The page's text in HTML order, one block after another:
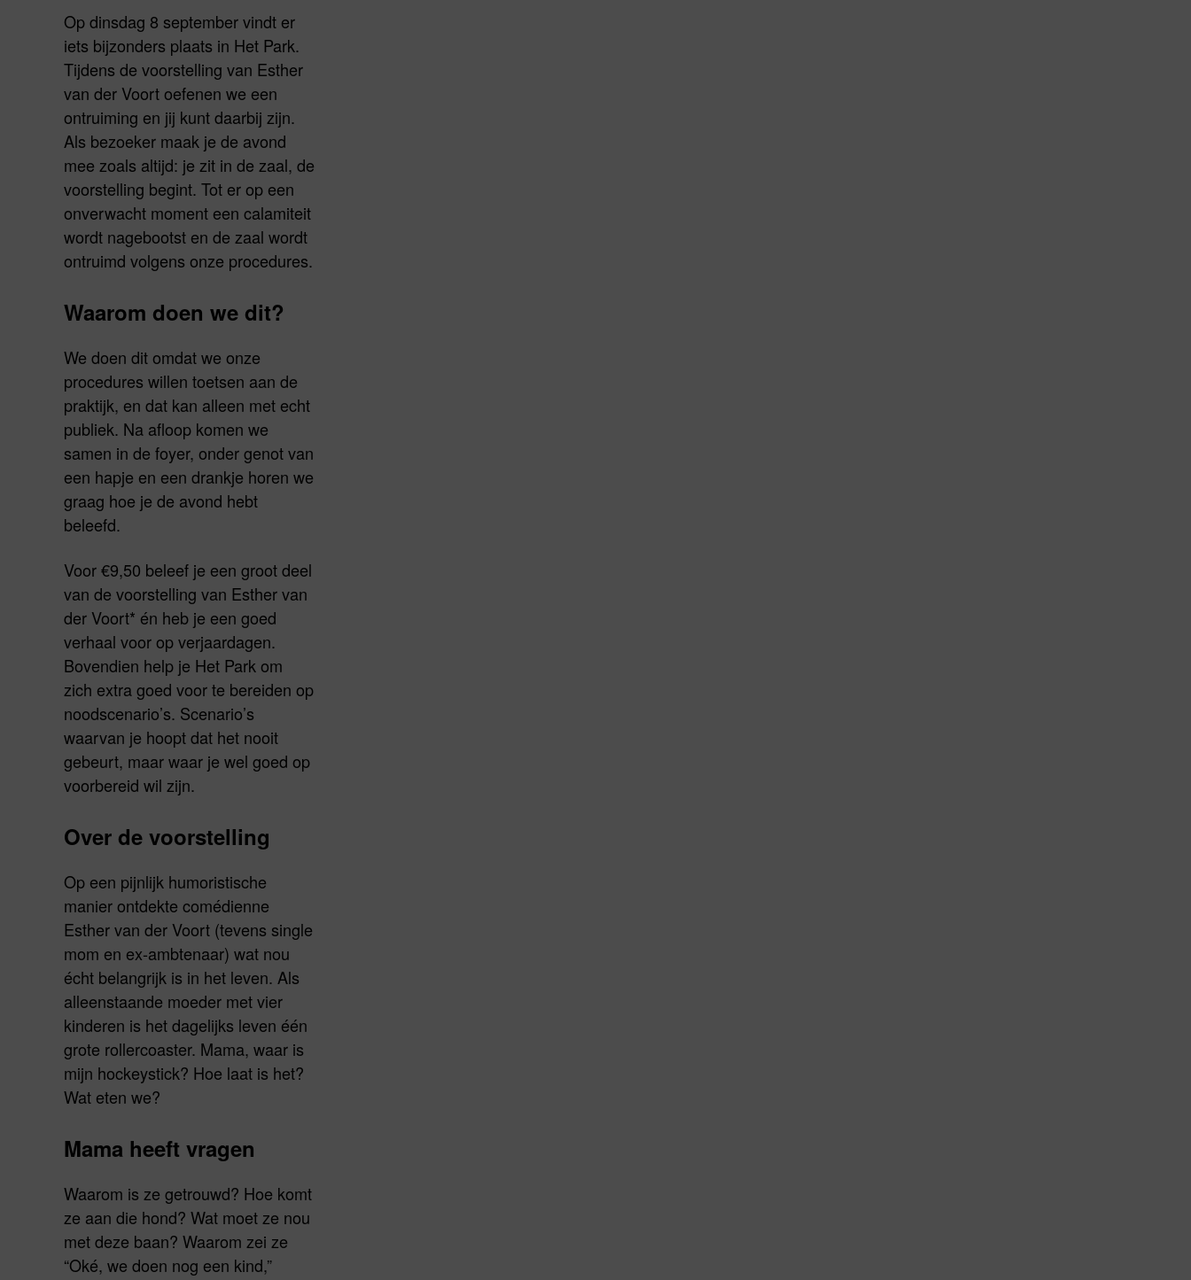
Op dinsdag 8 september vindt er
iets bijzonders plaats in Het Park.
Tijdens de voorstelling van Esther
van der Voort oefenen we een
ontruiming en jij kunt daarbij zijn.
Als bezoeker maak je de avond
mee zoals altijd: je zit in de zaal, de
voorstelling begint. Tot er op een
onverwacht moment een calamiteit
wordt nagebootst en de zaal wordt
ontruimd volgens onze procedures.
Waarom doen we dit?
We doen dit omdat we onze
procedures willen toetsen aan de
praktijk, en dat kan alleen met echt
publiek. Na afloop komen we
samen in de foyer, onder genot van
een hapje en een drankje horen we
graag hoe je de avond hebt
beleefd.
Voor €9,50 beleef je een groot deel
van de voorstelling van Esther van
der Voort* én heb je een goed
verhaal voor op verjaardagen.
Bovendien help je Het Park om
zich extra goed voor te bereiden op
noodscenario’s. Scenario’s
waarvan je hoopt dat het nooit
gebeurt, maar waar je wel goed op
voorbereid wil zijn.
Over de voorstelling
Op een pijnlijk humoristische
manier ontdekte comédienne
Esther van der Voort (tevens single
mom en ex-ambtenaar) wat nou
écht belangrijk is in het leven. Als
alleenstaande moeder met vier
kinderen is het dagelijks leven één
grote rollercoaster. Mama, waar is
mijn hockeystick? Hoe laat is het?
Wat eten we?
Mama heeft vragen
Waarom is ze getrouwd? Hoe komt
ze aan die hond? Wat moet ze nou
met deze baan? Waarom zei ze
“Oké, we doen nog een kind,”